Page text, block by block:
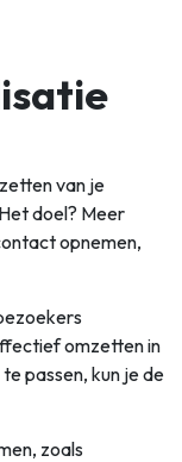
van je
doel? Meer
opnemen,
omzetten in
passen, kun je de
zoals